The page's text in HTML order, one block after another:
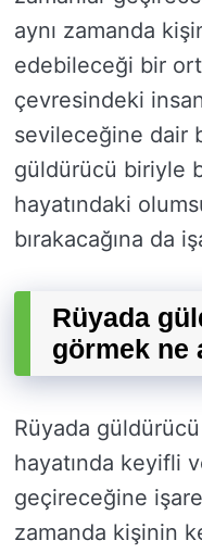
aynı zamanda
edebileceği bir
çevresindeki
sevileceğine dair
güldürücü biriyle
hayatındaki
bırakacağına da
Rüyada
görmek ne
Rüyada
hayatında keyifli
geçireceğine
zamanda kişinin